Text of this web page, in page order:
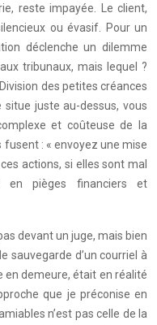
reste impayée. Le client,
ou évasif. Pour un
déclenche un dilemme
tribunaux, mais lequel ?
des petites créances
juste au-dessus, vous
et coûteuse de la
fusent : « envoyez une mise
actions, si elles sont mal
en pièges financiers et
devant un juge, mais bien
sauvegarde d’un courriel à
en demeure, était en réalité
que je préconise en
n’est pas celle de la